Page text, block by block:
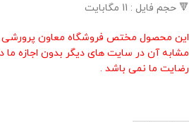
🔻 حجم فایل : 11 مگابایت
این محصول مختص فروشگاه معاون
مشابه آن در سایت های دیگر بدون اجازه ما
رضایت ما نمی باشد .